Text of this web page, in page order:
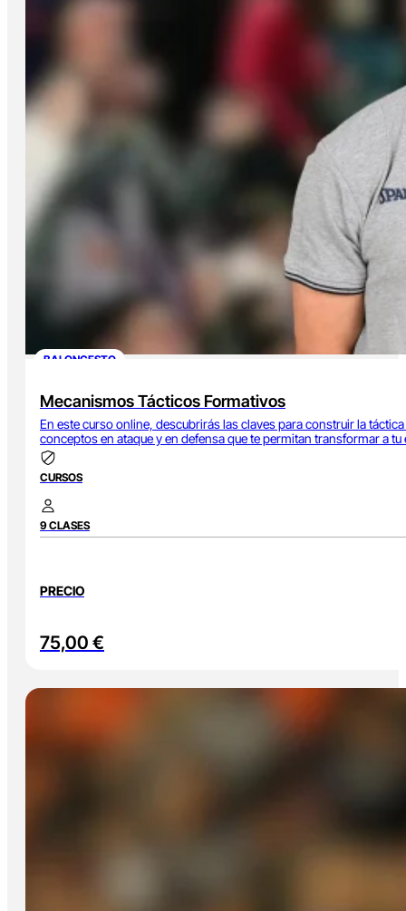
BALONCESTO
Mecanismos Tácticos Formativos
En este curso online, descubrirás las claves para construir la
conceptos en ataque y en defensa que te permitan transformar a tu
CURSOS
9 CLASES
PRECIO
75,00 €